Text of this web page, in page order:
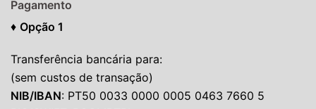
Pagamento
♦ Opção 1
Transferência bancária para:
(sem custos de transação)
NIB/IBAN: PT50 0033 0000 0005 0463 7660 5